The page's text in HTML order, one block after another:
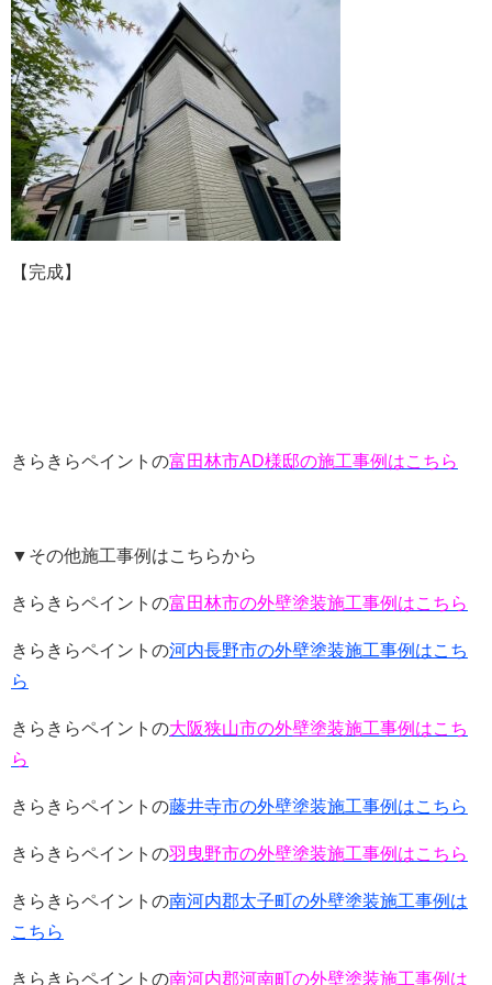
【完成】
きらきらペイントの富田林市AD様邸の施工事例はこちら
▼その他施工事例はこちらから
きらきらペイントの富田林市の外壁塗装施工事例はこちら
きらきらペイントの河内長野市の外壁塗装施工事例はこち
ら
きらきらペイントの大阪狭山市の外壁塗装施工事例はこち
ら
きらきらペイントの藤井寺市の外壁塗装施工事例はこちら
きらきらペイントの羽曳野市の外壁塗装施工事例はこちら
きらきらペイントの南河内郡太子町の外壁塗装施工事例は
こちら
きらきらペイントの南河内郡河南町の外壁塗装施工事例は